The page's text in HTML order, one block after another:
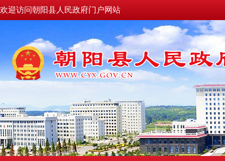
欢迎访问朝阳县人民政府门户网站